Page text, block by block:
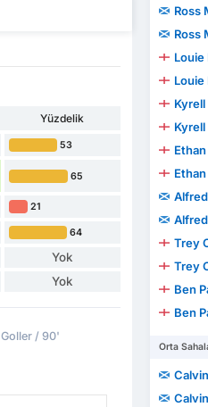
Yüzdelik
53
65
21
64
Yok
Yok
Goller / 90'
Ross
Ross
Louie
Louie
Kyrell
Kyrell
Trey
Trey
Ben
Ben
Orta